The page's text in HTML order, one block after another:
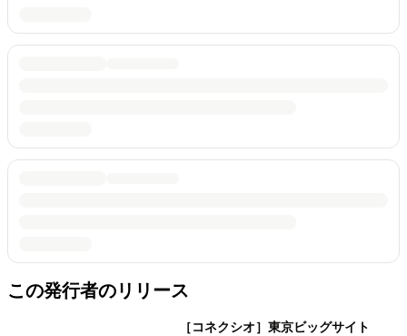
この発行者のリリース
［コネクシオ］東京ビッグサイト